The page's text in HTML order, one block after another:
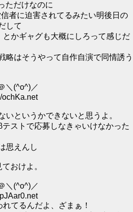
ただけなのに
者に迫害されてるみたい明後日の
して
かギャグも大概にしろって感じだ
略はそうやって自作自演で同情誘う
＼(^o^)／
ochKa.net
いというかできないと思うよ。
ストで応募しなきゃいけなかった
思えんし
おけよ。
＼(^o^)／
てるんだよ、ざまぁ！